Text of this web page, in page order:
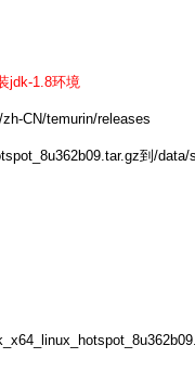
jdk-1.8环境
CN/temurin/releases
到/data/